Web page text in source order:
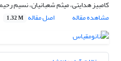
کامبیز هدایتی، میثم شعبانیان، نسیم
مشاهده مقاله
اصل مقاله 1.32 M